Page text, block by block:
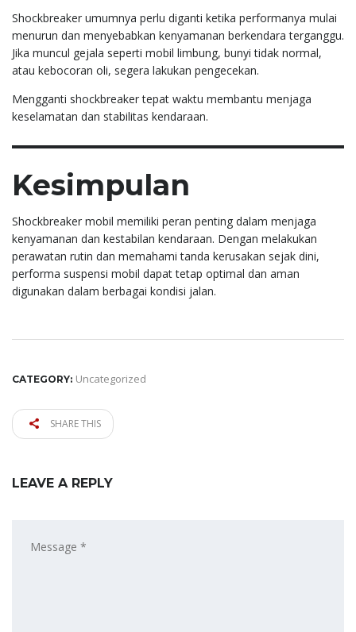
Shockbreaker umumnya perlu diganti ketika performanya mulai
menurun dan menyebabkan kenyamanan berkendara terganggu.
Jika muncul gejala seperti mobil limbung, bunyi tidak normal,
atau kebocoran oli, segera lakukan pengecekan.
Mengganti shockbreaker tepat waktu membantu menjaga
keselamatan dan stabilitas kendaraan.
Kesimpulan
Shockbreaker mobil memiliki peran penting dalam menjaga
kenyamanan dan kestabilan kendaraan. Dengan melakukan
perawatan rutin dan memahami tanda kerusakan sejak dini,
performa suspensi mobil dapat tetap optimal dan aman
digunakan dalam berbagai kondisi jalan.
CATEGORY: Uncategorized
SHARE THIS
LEAVE A REPLY